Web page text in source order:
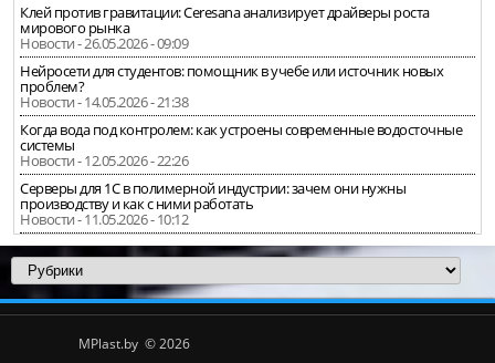
Клей против гравитации: Ceresana анализирует драйверы роста
мирового рынка
Новости - 26.05.2026 - 09:09
Нейросети для студентов: помощник в учебе или источник новых
проблем?
Новости - 14.05.2026 - 21:38
Когда вода под контролем: как устроены современные водосточные
системы
Новости - 12.05.2026 - 22:26
Серверы для 1С в полимерной индустрии: зачем они нужны
производству и как с ними работать
Новости - 11.05.2026 - 10:12
MPlast.by © 2026